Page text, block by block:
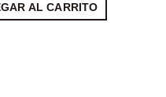
AL CARRITO